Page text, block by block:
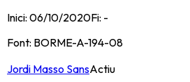
Inici: 06/10/2020Fi: -
Font: BORME-A-194-08
Jordi Masso SansActiu